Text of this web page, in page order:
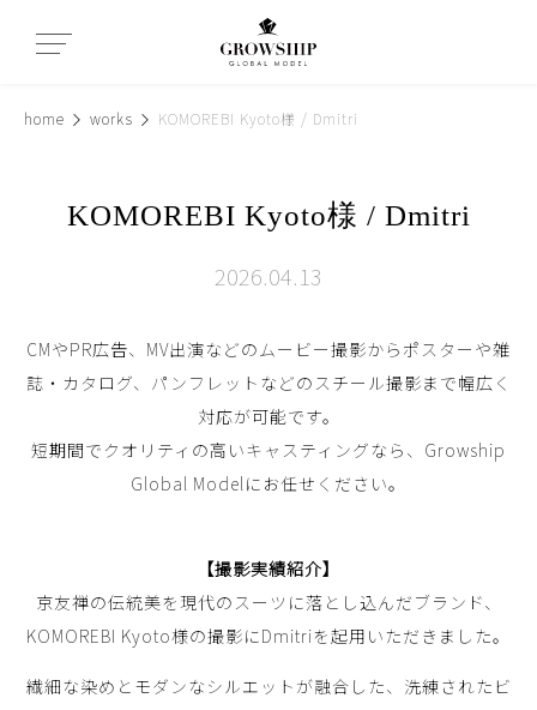
home works KOMOREBI Kyoto様 / Dmitri
KOMOREBI Kyoto様 / Dmitri
2026.04.13
CMやPR広告、MV出演などのムービー撮影からポスターや雑
誌・カタログ、パンフレットなどのスチール撮影まで幅広く
対応が可能です。
短期間でクオリティの高いキャスティングなら、Growship
Global Modelにお任せください。
【撮影実績紹介】
京友禅の伝統美を現代のスーツに落とし込んだブランド、
KOMOREBI Kyoto様の撮影にDmitriを起用いただきました。
繊細な染めとモダンなシルエットが融合した、洗練されたビ